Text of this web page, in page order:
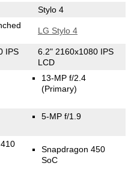
Stylo 4
LG Stylo 4
IPS
6.2" 2160x1080 IPS
LCD
13-MP f/2.4
(Primary)
5-MP f/1.9
Snapdragon 450
SoC